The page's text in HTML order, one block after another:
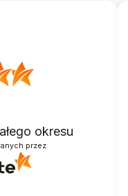
okresu
przez